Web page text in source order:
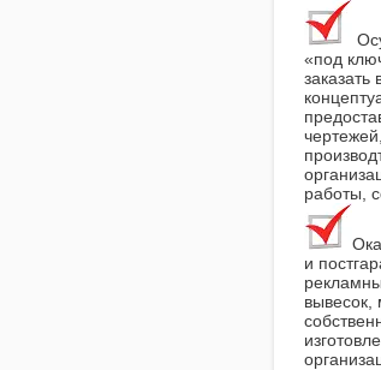
«под
заказать
работы,
и
вывесок,